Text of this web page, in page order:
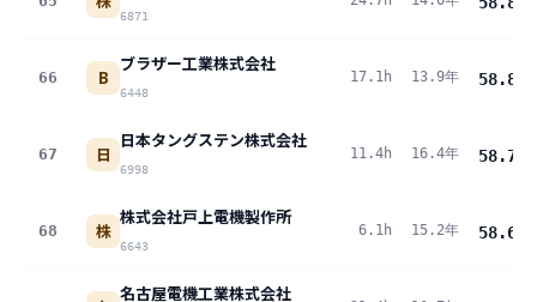
6871
66 B
ブラザー工業株式会社
6448
17.1h 13.9年 58.8
67 日
日本タングステン株式会社
6998
11.4h 16.4年 58.7
68 株
株式会社戸上電機製作所
6643
6.1h 15.2年 58.6
名古屋電機工業株式会社